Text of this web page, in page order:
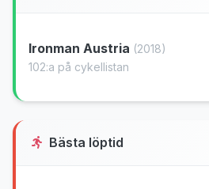
Ironman Austria (2018)
102:a på cykellistan
Bästa löptid